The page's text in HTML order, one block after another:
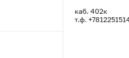
каб. 402к
т.ф.